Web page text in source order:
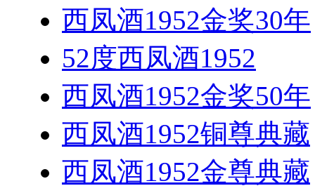
西凤酒1952金奖30年
52度西凤酒1952
西凤酒1952金奖50年
西凤酒1952铜尊典藏
西凤酒1952金尊典藏